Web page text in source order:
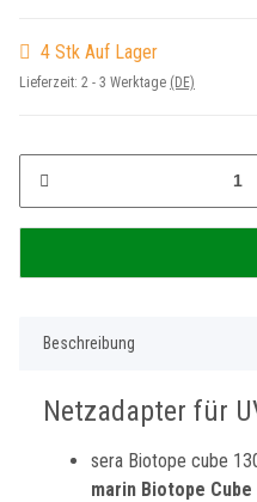
4 Stk Auf Lager
Lieferzeit: 2 - 3 Werktage (DE)
Beschreibung
Netzadapter für
sera Biotope cube
marin Biotope Cube